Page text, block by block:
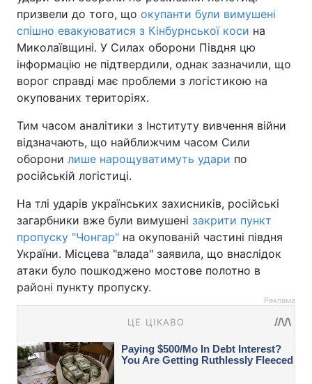
призвели до того, що окупанти були вимушені
спішно евакуюватися з Кінбурнської коси на
Миколаївщині. У Силах оборони Півдня цю
інформацію не підтвердили, однак зазначили, що
ворог справді має проблеми з логістикою на
окупованих територіях.
Тим часом аналітики з Інституту вивчення війни
відзначають, що найближчим часом Сили
оборони лише нарощуватимуть удари по
російській логістиці.
На тлі ударів українських захисників, російські
загарбники вже були вимушені закрити пункт
пропуску "Чонгар" на окупованій частині півдня
України. Місцева "влада" заявила, що внаслідок
атаки було пошкоджено мостове полотно в
районі пункту пропуску.
Реклама